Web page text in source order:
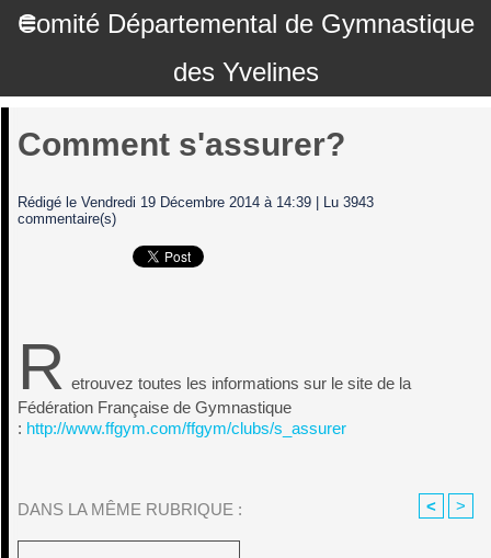
Comité Départemental de Gymnastique
des Yvelines
Comment s'assurer?
Rédigé le Vendredi 19 Décembre 2014 à 14:39 | Lu 3943
commentaire(s)
R etrouvez toutes les informations sur le site de la
Fédération Française de Gymnastique
: http://www.ffgym.com/ffgym/clubs/s_assurer
DANS LA MÊME RUBRIQUE : < >